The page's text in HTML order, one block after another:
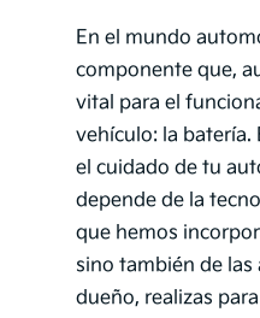
En el mundo
componente que,
vital para el
vehículo: la batería.
el cuidado de tu
depende de la
que hemos
sino también de las
dueño, realizas